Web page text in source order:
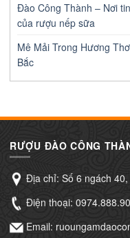
Đào Công Thành – Nơi
của rượu nếp sữa
Mê Mải Trong Hương
Bắc
RƯỢU ĐÀO CÔNG
Địa chỉ: Số 6 ngách
Điện thoại:
Email: